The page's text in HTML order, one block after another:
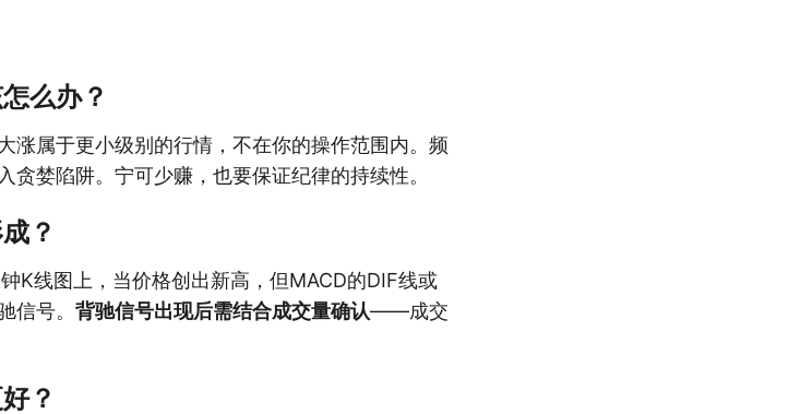
么办？
涨属于更小级别的行情，不在你的操作范围内。频
婪陷阱。宁可少赚，也要保证纪律的持续性。
？
K线图上，当价格创出新高，但MACD的DIF线或
信号。 背驰信号出现后需结合成交量确认——成交
？